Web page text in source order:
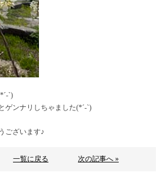
`)
ゲンナリしちゃました(*´-`)
ございます♪
一覧に戻る 次の記事へ »